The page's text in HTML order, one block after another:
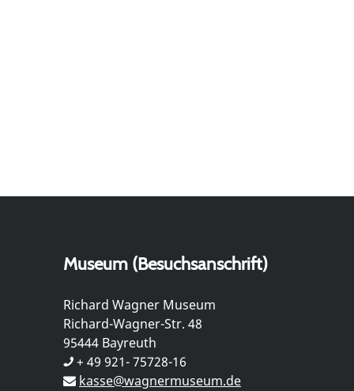
Museum (Besuchsanschrift)
Richard Wagner Museum
Richard-Wagner-Str. 48
95444 Bayreuth
+ 49 921- 75728-16
kasse@wagnermuseum.de